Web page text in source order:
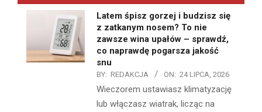
Latem śpisz gorzej i budzisz się
z zatkanym nosem? To nie
zawsze wina upałów – sprawdź,
co naprawdę pogarsza jakość
snu
BY: REDAKCJA ON: 24 LIPCA, 2026
Wieczorem ustawiasz klimatyzację
lub włączasz wiatrak, licząc na